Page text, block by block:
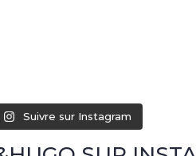
Suivre sur Instagram